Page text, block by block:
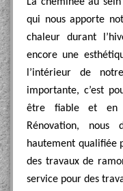
qui nous apporte
chaleur durant
encore une
l’intérieur de
importante, c’est
être fiable et en
Rénovation, nous
hautement qualifiée
des travaux de
service pour des